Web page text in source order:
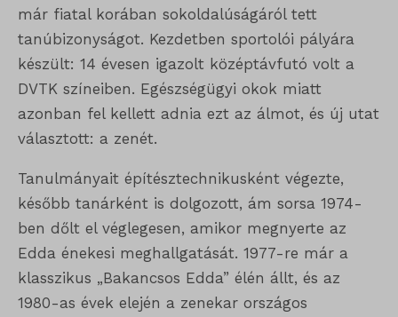
már fiatal korában sokoldalúságáról tett
tanúbizonyságot. Kezdetben sportolói pályára
készült: 14 évesen igazolt középtávfutó volt a
DVTK színeiben. Egészségügyi okok miatt
azonban fel kellett adnia ezt az álmot, és új utat
választott: a zenét.
Tanulmányait építésztechnikusként végezte,
később tanárként is dolgozott, ám sorsa 1974-
ben dőlt el véglegesen, amikor megnyerte az
Edda énekesi meghallgatását. 1977-re már a
klasszikus „Bakancsos Edda” élén állt, és az
1980-as évek elején a zenekar országos